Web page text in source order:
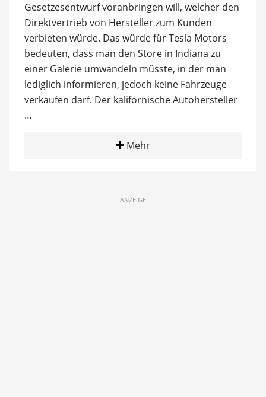
Gesetzesentwurf voranbringen will, welcher den
Direktvertrieb von Hersteller zum Kunden
verbieten würde. Das würde für Tesla Motors
bedeuten, dass man den Store in Indiana zu
einer Galerie umwandeln müsste, in der man
lediglich informieren, jedoch keine Fahrzeuge
verkaufen darf. Der kalifornische Autohersteller
…
Mehr
ANZEIGE